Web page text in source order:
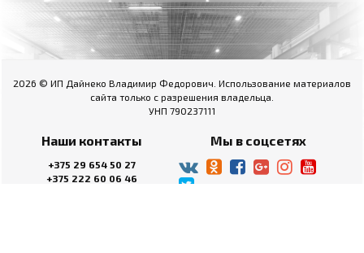
2026 © ИП Дайнеко Владимир Федорович. Использование материалов
сайта только с разрешения владельца.
УНП 790237111
Наши контакты
+375 29 654 50 27
+375 222 60 06 46
Мы в соцсетях